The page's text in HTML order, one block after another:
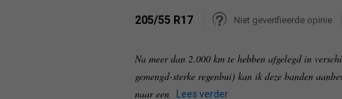
205/55 R17 Niet geverifieerde opinie
Na meer dan 2.000 km te hebben afgelegd in
gemengd-sterke regenbui) kan ik deze banden
naar een
Lees verder